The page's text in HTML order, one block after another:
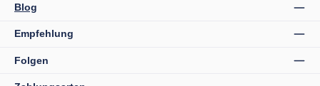
Blog
Empfehlung
Folgen